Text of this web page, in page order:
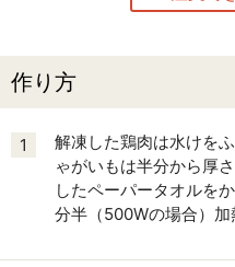
作り方
1
解凍した鶏肉は水けを
ゃがいもは半分から厚
したペーパータオルを
分半（500Wの場合）加